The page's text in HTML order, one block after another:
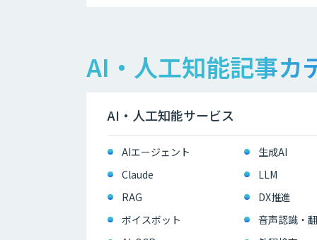
AI・人工知能記事カ
AI・人工知能サービス
AIエージェント
生成AI
Claude
LLM
RAG
DX推進
ボイスボット
音声認識・